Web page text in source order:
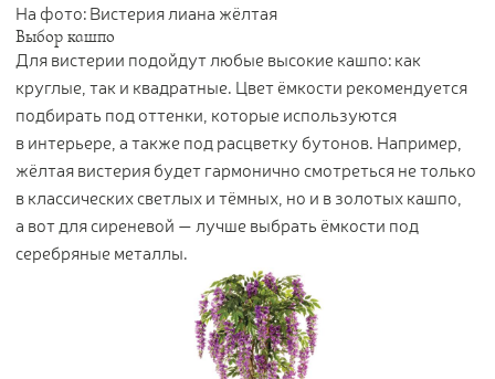
На фото: Вистерия лиана жёлтая
Выбор кашпо
Для вистерии подойдут любые высокие кашпо: как
круглые, так и квадратные. Цвет ёмкости рекомендуется
подбирать под оттенки, которые используются
в интерьере, а также под расцветку бутонов. Например,
жёлтая вистерия будет гармонично смотреться не только
в классических светлых и тёмных, но и в золотых кашпо,
а вот для сиреневой — лучше выбрать ёмкости под
серебряные металлы.